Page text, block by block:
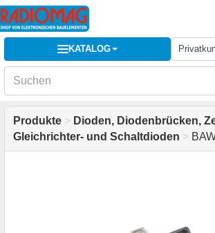
KATALOG
Produkte > Dioden, Diodenbrücken,
Gleichrichter- und Schaltdioden >